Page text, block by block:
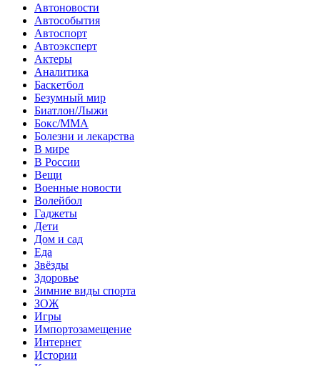
Автоновости
Автособытия
Автоспорт
Автоэксперт
Актеры
Аналитика
Баскетбол
Безумный мир
Биатлон/Лыжи
Бокс/MMA
Болезни и лекарства
В мире
В России
Вещи
Военные новости
Волейбол
Гаджеты
Дети
Дом и сад
Еда
Звёзды
Здоровье
Зимние виды спорта
ЗОЖ
Игры
Импортозамещение
Интернет
Истории